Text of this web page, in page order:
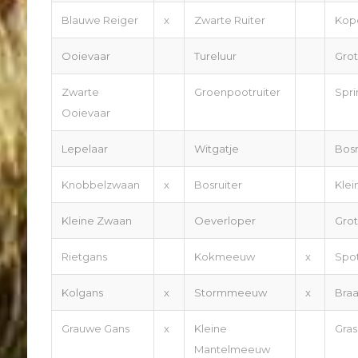
Blauwe Reiger x Zwarte Ruiter
Ooievaar Tureluur
Zwarte
Ooievaar
Groenpootruiter
Lepelaar Witgatje
Knobbelzwaan x Bosruiter
Kleine Zwaan Oeverloper
Rietgans Kokmeeuw x
Kolgans x Stormmeeuw x
Grauwe Gans x
Kleine
Mantelmeeuw